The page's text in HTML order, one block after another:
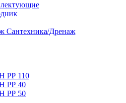
Сантехника/Дренаж
РР 110
РР 40
РР 50